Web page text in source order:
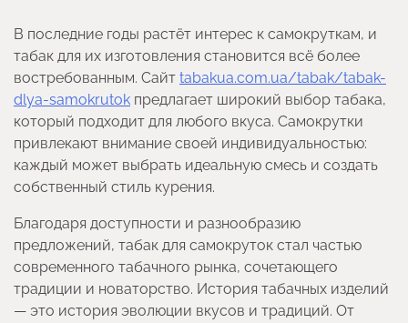
В последние годы растёт интерес к самокруткам, и
табак для их изготовления становится всё более
востребованным. Сайт tabakua.com.ua/tabak/tabak-
dlya-samokrutok предлагает широкий выбор табака,
который подходит для любого вкуса. Самокрутки
привлекают внимание своей индивидуальностью:
каждый может выбрать идеальную смесь и создать
собственный стиль курения.
Благодаря доступности и разнообразию
предложений, табак для самокруток стал частью
современного табачного рынка, сочетающего
традиции и новаторство. История табачных изделий
— это история эволюции вкусов и традиций. От